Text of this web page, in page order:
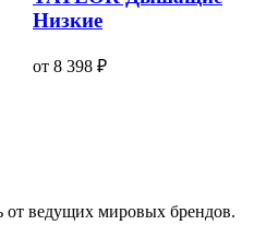
Низкие
от 8 398 ₽
от ведущих мировых брендов.